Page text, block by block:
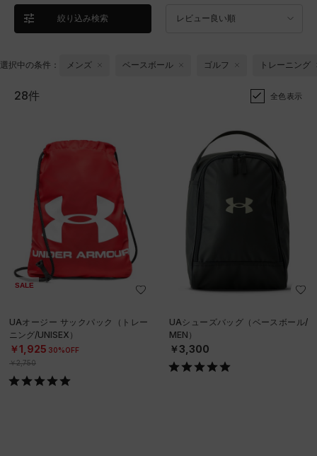
絞り込み検索 レビュー良い順
選択中の条件： メンズ ベースボール ゴルフ トレーニング
28件 全色表示
SALE
UAオージー サックパック（トレー
ニング/UNISEX）
￥1,925 30%OFF
￥2,750
UAシューズバッグ（ベースボール/
MEN）
￥3,300